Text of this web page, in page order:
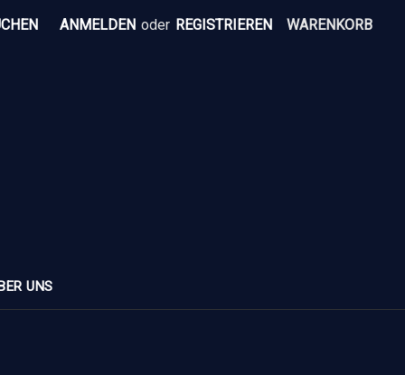
ANMELDEN oder REGISTRIEREN WARENKORB
UNS